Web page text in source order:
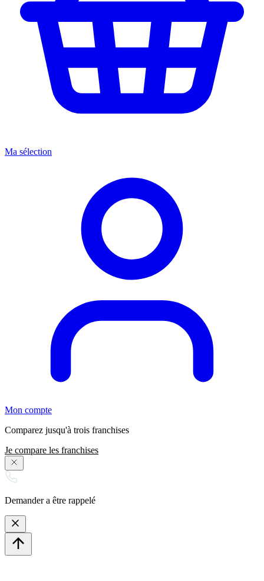
Ma sélection
Mon compte
Comparez jusqu'à trois franchises
Je compare les franchises
Demander a être rappelé